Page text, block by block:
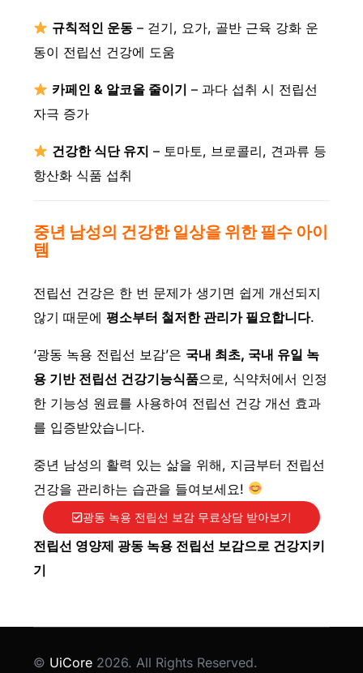
규칙적인 운동 – 걷기, 요가, 골반 근육 강화 운
동이 전립선 건강에 도움
카페인 & 알코올 줄이기 – 과다 섭취 시 전립선
자극 증가
건강한 식단 유지 – 토마토, 브로콜리, 견과류 등
항산화 식품 섭취
중년 남성의 건강한 일상을 위한 필수 아이
템
전립선 건강은 한 번 문제가 생기면 쉽게 개선되지
않기 때문에 평소부터 철저한 관리가 필요합니다.
‘광동 녹용 전립선 보감’은 국내 최초, 국내 유일 녹
용 기반 전립선 건강기능식품으로, 식약처에서 인정
한 기능성 원료를 사용하여 전립선 건강 개선 효과
를 입증받았습니다.
중년 남성의 활력 있는 삶을 위해, 지금부터 전립선
건강을 관리하는 습관을 들여보세요!
광동 녹용 전립선 보감 무료상담 받아보기
전립선 영양제 광동 녹용 전립선 보감으로 건강지키
기
© UiCore 2026. All Rights Reserved.